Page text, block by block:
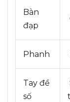
Bàn
đạp
Phanh
Tay đề
số